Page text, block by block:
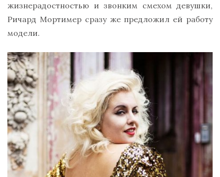
жизнерадостностью и звонким смехом девушки,
Ричард Мортимер сразу же предложил ей работу
модели.